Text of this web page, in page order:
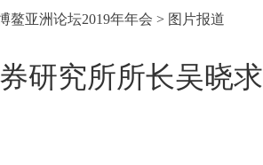
鳌亚洲论坛2019年年会 > 图片报道
研究所所长吴晓求